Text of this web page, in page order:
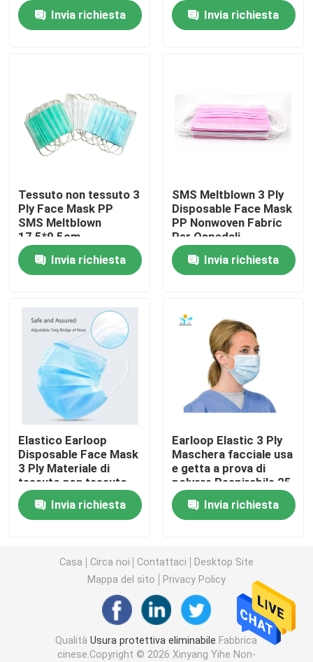
Circa noi
Controllo di qualità
Richieda una citazione
Usura protettiva eliminabile
Tuta protettiva eliminabile
abito chirurgico eliminabile
Dei pp tessuto non
Abito eliminabile di isolamento
maschera di protezione eliminabile di 3 pieghe
Cappotto eliminabile del laboratorio
Abiti eliminabili del kimono
Invia richiesta
Invia richiesta
Tessuto non tessuto 3
Ply Face Mask PP
SMS Meltblown
17,5*9,5cm
impermeabile
Invia richiesta
SMS Meltblown 3 Ply
Disposable Face Mask
PP Nonwoven Fabric
Per Ospedali
Invia richiesta
Elastico Earloop
Disposable Face Mask
3 Ply Materiale di
tessuto non tessuto
Invia richiesta
Earloop Elastic 3 Ply
Maschera facciale usa
e getta a prova di
polvere Respirabile 25
Gsm Per l' ospedale
Invia richiesta
Casa Circa noi Contattaci
Desktop Site
Mappa del sito
Privacy Policy
QualitàUsura protettiva eliminabile Fabbrica
cinese.Copyright © 2026 Xinyang Yihe Non-